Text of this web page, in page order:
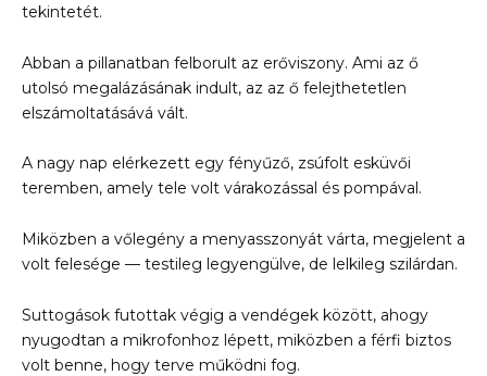
tekintetét.
Abban a pillanatban felborult az erőviszony. Ami az ő
utolsó megalázásának indult, az az ő felejthetetlen
elszámoltatásává vált.
A nagy nap elérkezett egy fényűző, zsúfolt esküvői
teremben, amely tele volt várakozással és pompával.
Miközben a vőlegény a menyasszonyát várta, megjelent a
volt felesége — testileg legyengülve, de lelkileg szilárdan.
Suttogások futottak végig a vendégek között, ahogy
nyugodtan a mikrofonhoz lépett, miközben a férfi biztos
volt benne, hogy terve működni fog.